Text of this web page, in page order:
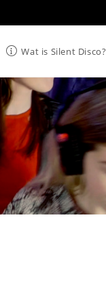
Wat is Silent Disco?